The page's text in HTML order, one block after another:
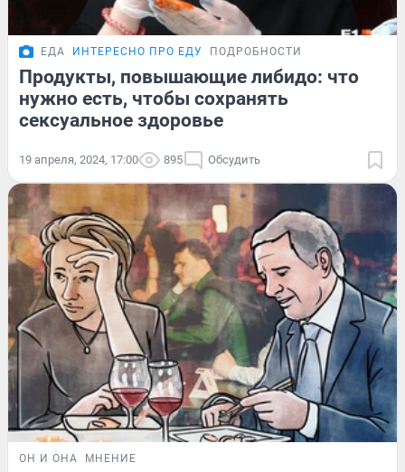
ЕДА ИНТЕРЕСНО ПРО ЕДУ ПОДРОБНОСТИ
Продукты, повышающие либидо: что
нужно есть, чтобы сохранять
сексуальное здоровье
19 апреля, 2024, 17:00 895 Обсудить
ОН И ОНА МНЕНИЕ